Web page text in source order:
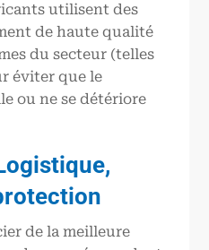
utilisent des
de haute qualité
du secteur (telles
éviter que le
ou ne se détériore
de la meilleure